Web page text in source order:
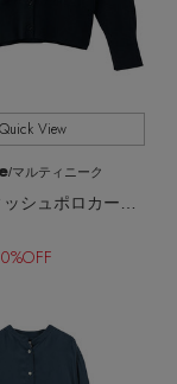
Quick View
/マルティニーク
スポンディッシュポロカーディガン